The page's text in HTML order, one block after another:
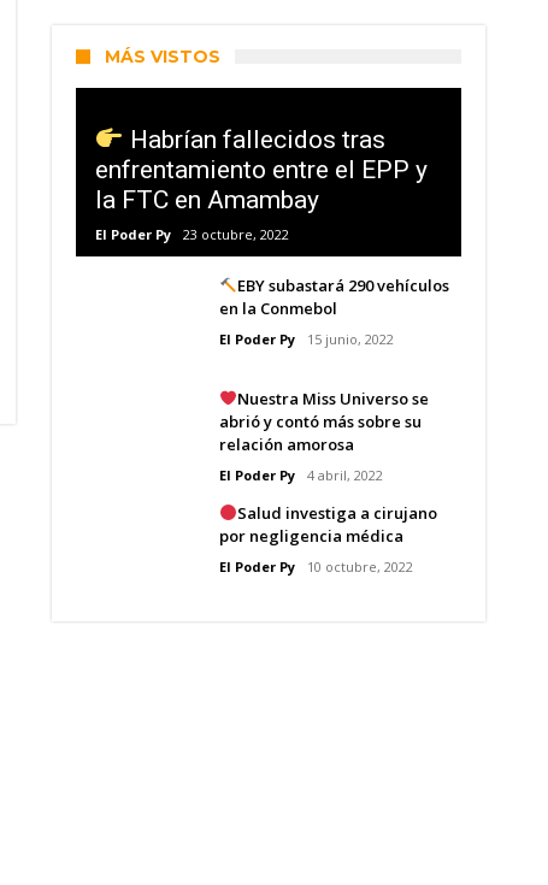
MÁS VISTOS
Habrían fallecidos tras
enfrentamiento entre el EPP y
la FTC en Amambay
El Poder Py 23 octubre, 2022
EBY subastará 290 vehículos
en la Conmebol
El Poder Py 15 junio, 2022
Nuestra Miss Universo se
abrió y contó más sobre su
relación amorosa
El Poder Py 4 abril, 2022
Salud investiga a cirujano
por negligencia médica
El Poder Py 10 octubre, 2022